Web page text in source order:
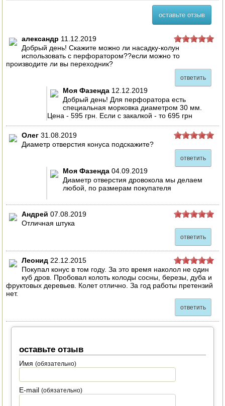
оставьте отзыв
александр 11.12.2019
Добрый день! Скажите можно ли насадку-колун
использовать с перфоратором??если можно то
производите ли вы переходник?
ответить
Моя Фазенда 12.12.2019
Добрый день! Для перфоратора есть
специальная морковка диаметром 30 мм.
Цена - 595 грн. Если с закалкой - то 695 грн
Олег 31.08.2019
Диаметр отверстия конуса подскажите?
ответить
Моя Фазенда 04.09.2019
Диаметр отверстия дровокола мы делаем
любой, по размерам покупателя
Андрей 07.08.2019
Отличная штука
ответить
Леонид 22.12.2015
Покупал конус в том году. За это время наколол не один
куб дров. Пробовал колоть колоды сосны, березы, дуба и
фруктовых деревьев. Колет отлично. За год работы претензий
нет.
ответить
оставьте отзыв
Имя(обязательно)
E-mail(обязательно)